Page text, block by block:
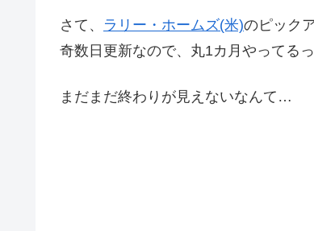
さて、 ラリー・ホームズ(米)のピック
奇数日更新なので、丸1カ月やってるっ
まだまだ終わりが見えないなんて…